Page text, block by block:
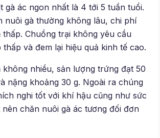
gà ác ngon nhất là 4 tới 5 tuần tuổi.
nuôi gà thường không lâu, chi phí
Chuồng trại không yêu cầu
và đem lại hiệu quả kinh tế cao.
không nhiều, sản lượng trứng đạt 50
nặng khoảng 30 g. Ngoài ra chúng
nghi tốt với khí hậu cũng như sức
chăn nuôi gà ác tương đối đơn